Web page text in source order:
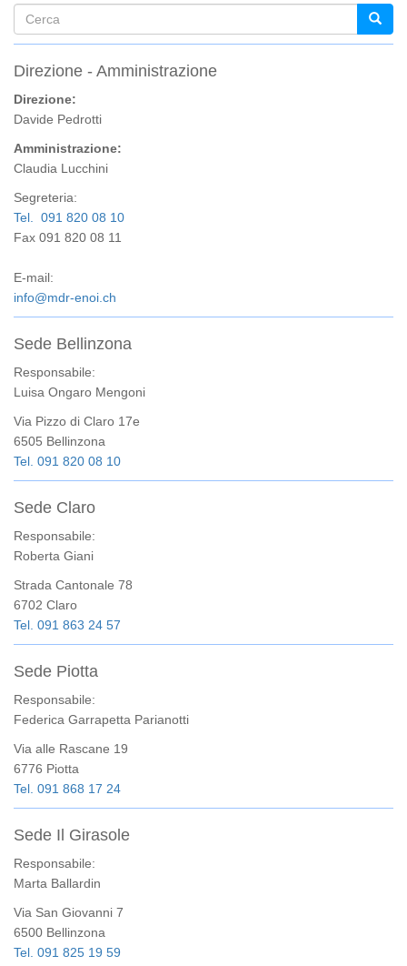
Form
di
ricerca
Direzione - Amministrazione
Direzione:
Davide Pedrotti
Amministrazione:
Claudia Lucchini
Segreteria:
Tel. 091 820 08 10
Fax 091 820 08 11
E-mail:
info@mdr-enoi.ch
Sede Bellinzona
Responsabile:
Luisa Ongaro Mengoni
Via Pizzo di Claro 17e
6505 Bellinzona
Tel. 091 820 08 10
Sede Claro
Responsabile:
Roberta Giani
Strada Cantonale 78
6702 Claro
Tel. 091 863 24 57
Sede Piotta
Responsabile:
Federica Garrapetta Parianotti
Via alle Rascane 19
6776 Piotta
Tel. 091 868 17 24
Sede Il Girasole
Responsabile:
Marta Ballardin
Via San Giovanni 7
6500 Bellinzona
Tel. 091 825 19 59